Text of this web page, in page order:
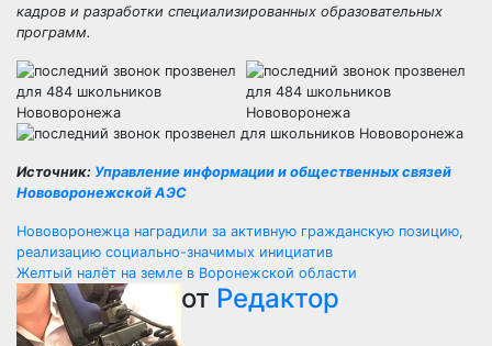
кадров и разработки специализированных образовательных
программ.
Источник: Управление информации и общественных связей
Нововоронежской АЭС
Навигация
по
записям
Нововоронежца наградили за активную гражданскую позицию,
реализацию социально-значимых инициатив
Желтый налёт на земле в Воронежской области
от Редактор